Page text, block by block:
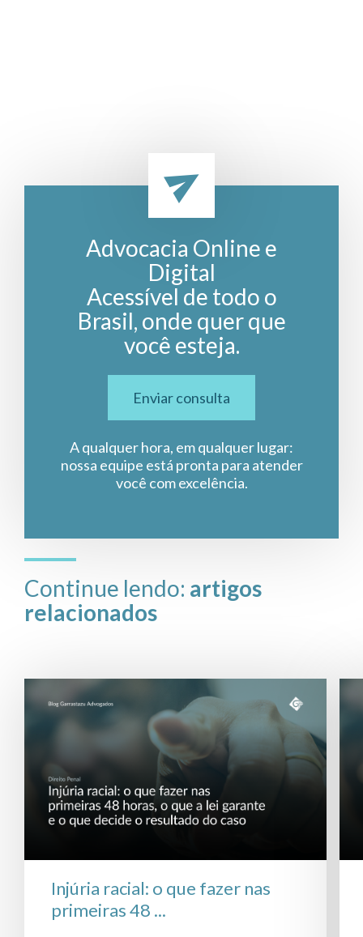
Advocacia Online e
Digital
Acessível de todo o
Brasil, onde quer que
você esteja.
Enviar consulta
A qualquer hora, em qualquer lugar:
nossa equipe está pronta para atender
você com excelência.
Continue lendo: artigos
relacionados
Injúria racial: o que fazer nas
primeiras 48 ...